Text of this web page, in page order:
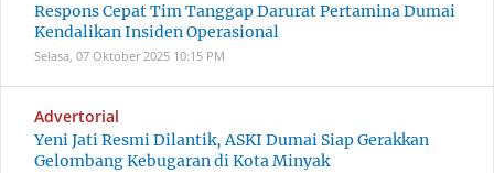
Respons Cepat Tim Tanggap Darurat Pertamina Dumai
Kendalikan Insiden Operasional
Selasa, 07 Oktober 2025 10:15 PM
Advertorial
Yeni Jati Resmi Dilantik, ASKI Dumai Siap Gerakkan
Gelombang Kebugaran di Kota Minyak